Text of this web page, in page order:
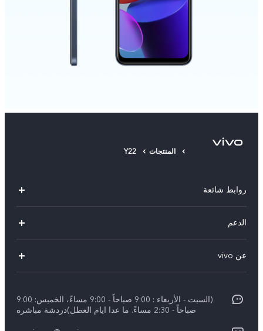
المنتجات Y22
روابط شائعة
X200 FE (New)
Y39 5G
الدعم
مراكز الصيانة
Funtouch OS
عن vivo
الأخبار
الإشعارات القانونية
(السبت - الأربعاء : 9:00 صباحاً - 9:00 مساءً، الخميس: 9:00
صباحاً - 2:30 مساءً. ما عدا ايام العطل)دردشة مباشرة